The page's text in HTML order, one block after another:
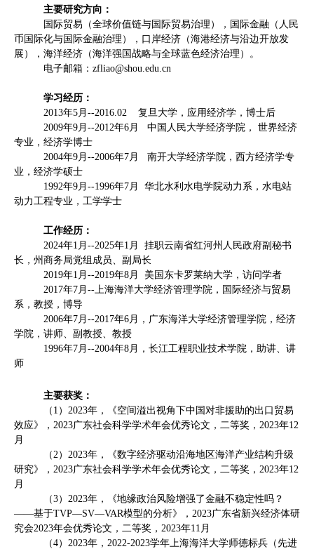
主要研究方向：
国际贸易（全球价值链与国际贸易治理），国际金融（人民
币国际化与国际金融治理），口岸经济（海港经济与沿边开放发
展），海洋经济（海洋强国战略与全球蓝色经济治理）。
电子邮箱： zfliao@shou.edu.cn
学习经历：
2013年5月 --2016.02
复旦大学，应用经济学，博士后
2009年9月 --2012年6月
中国人民大学经济学院， 世界经济
专业，经济学博士
2004年9月 --2006年7月
南开大学经济学院，西方经济学专
业，经济学硕士
1992年9月 --1996年7月
华北水利水电学院动力系，水电站
动力工程专业，工学学士
工作经历：
2024年1 月 --2025年1 月
挂职云南省红河州人民政府副秘书
长，州商务局党组成员、副局长
2019年1 月 --2019年8月
美国东卡罗莱纳大学，访问学者
2017年7月 --上海海洋大学经济管理学院，国际经济与贸易
系，教授，博导
2006年7月 --2017年6月，广东海洋大学经济管理学院，经济
学院，讲师、副教授、教授
1996年7月 --2004年8月，长江工程职业技术学院，助讲、讲
师
主要获奖：
（ 1 ） 2023年，《空间溢出视角下中国对非援助的出口贸易
效应》， 2023广东社会科学学术年会优秀论文，二等奖， 2023年12
月
（2） 2023年，《数字经济驱动沿海地区海洋产业结构升级
研究》， 2023广东社会科学学术年会优秀论文，二等奖， 2023年12
月
（3） 2023年，《地缘政治风险增强了金融不稳定性吗？
——基于TVP—SV—VAR模型的分析》， 2023广东省新兴经济体研
究会2023年会优秀论文，二等奖， 2023年11 月
（4） 2023年， 2022-2023学年上海海洋大学师德标兵（先进